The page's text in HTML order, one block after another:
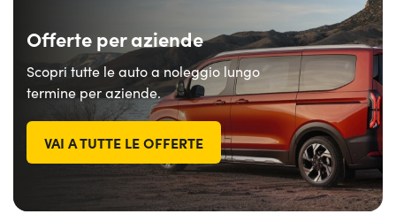
Offerte per aziende
Scopri tutte le auto a noleggio lungo
termine per aziende.
VAI A TUTTE LE OFFERTE